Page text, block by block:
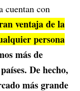
cuentan con
ventaja de la
persona
más de
De hecho,
más grande